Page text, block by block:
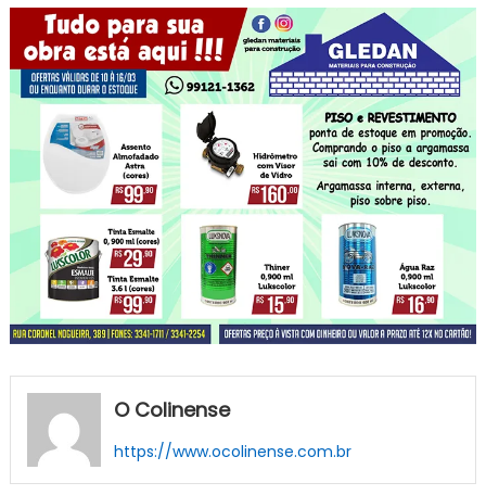
O Colinense
https://www.ocolinense.com.br